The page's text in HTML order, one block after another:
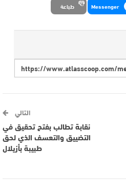
Messenger طباعة
التالي
نقابة تطالب بفتح تحقيق في
التضييق والتعسف الذي لحق
طبيبة بأزيلال